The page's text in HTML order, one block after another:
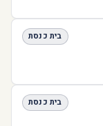
בית כנסת
בית כנסת